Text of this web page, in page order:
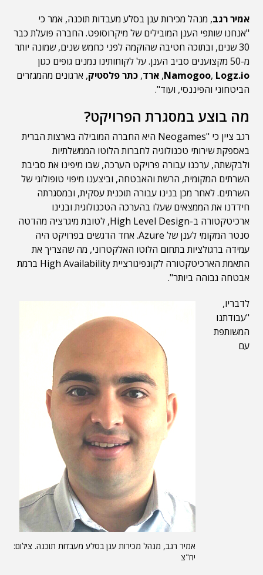
אמיר רגב, מנהל מכירות ענן בסלע מעבדות תוכנה, אמר כי
"אנחנו שותפי הענן המובילים של מיקרוסופט. החברה פועלת כבר
30 שנים, ובתוכה חטיבה שהוקמה לפני כחמש שנים, שמונה יותר
מ-50 מקצוענים סביב הענן. על לקוחותינו נמנים גופים כגון
Namogoo, Logz.io
, ארד, כתר פלסטיק, ארגונים מהמגזרים
הביטחוני והפיננסי, ועוד".
מה בוצע במסגרת הפרויקט?
רגב ציין כי "Neogames היא החברה המובילה בארצות הברית
באספקת שירותי טכנולוגיה לחברות הלוטו הממשלתיות
ולבקשתה, ערכנו עבורה פרויקט הערכה, שבו מיפינו את סביבת
השרתים המקומית, הרשת והאבטחה, וביצענו מיפוי טופולוגי של
השרתים. לאחר מכן בנינו עבורה תוכנית עסקית, ובמסגרתה
חידדנו את הממצאים שעלו בהערכה הטכנולוגית ובנינו
ארכיטקטורה ב-High Level Design, לטובת מיגרציה מהדטה
סנטר המקומי לענן של Azure. אחד הדגשים בפרויקט היה
עמידה ברגולציות בתחום הלוטו האלקטרוני, מה שהצריך את
התאמת הארכיטקטורה לקונפיגורציית High Availability ברמת
אבטחה גבוהה ביותר".
אמיר רגב, מנהל מכירות ענן בסלע מעבדות תוכנה. צילום:
יח"צ
לדבריו,
"עבודתנו
המשותפת
עם